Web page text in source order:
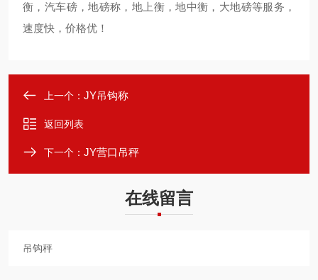
衡，汽车磅，地磅称，地上衡，地中衡，大地磅等服务，
速度快，价格优！
上一个： JY吊钩称
返回列表
下一个： JY营口吊秤
在线留言